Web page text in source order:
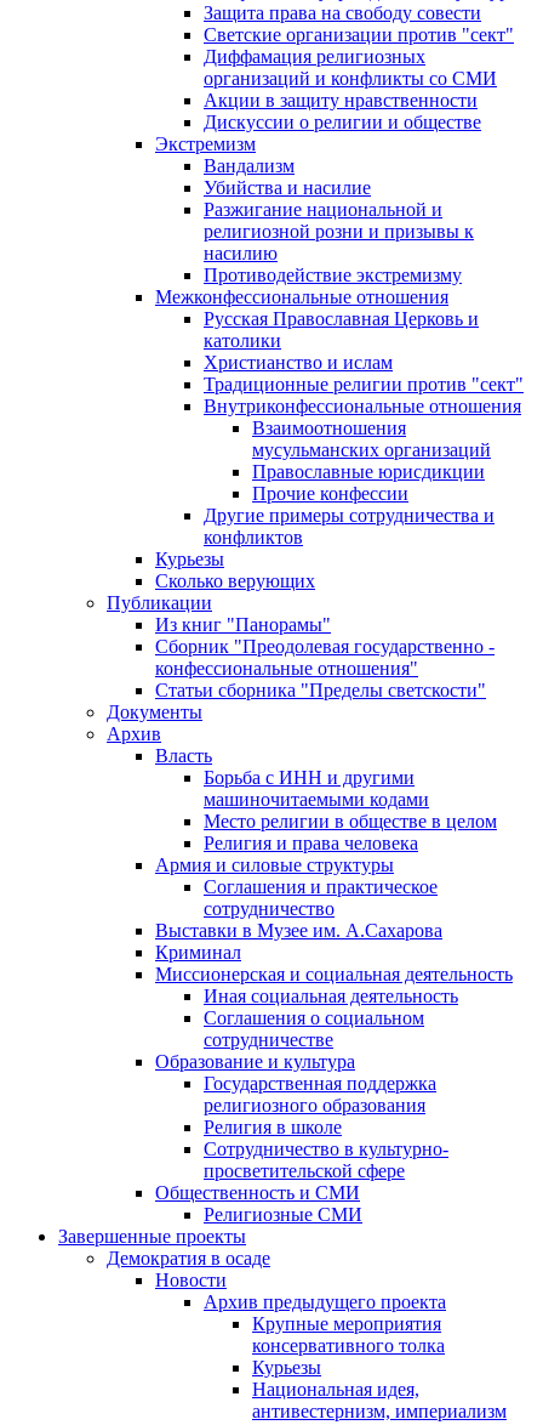
Защита права на свободу совести
Светские организации против "сект"
Диффамация религиозных
организаций и конфликты со СМИ
Акции в защиту нравственности
Дискуссии о религии и обществе
Экстремизм
Вандализм
Убийства и насилие
Разжигание национальной и
религиозной розни и призывы к
насилию
Противодействие экстремизму
Межконфессиональные отношения
Русская Православная Церковь и
католики
Христианство и ислам
Традиционные религии против "сект"
Внутриконфессиональные отношения
Взаимоотношения
мусульманских организаций
Православные юрисдикции
Прочие конфессии
Другие примеры сотрудничества и
конфликтов
Курьезы
Сколько верующих
Публикации
Из книг "Панорамы"
Сборник "Преодолевая государственно -
конфессиональные отношения"
Статьи сборника "Пределы светскости"
Документы
Архив
Власть
Борьба с ИНН и другими
машиночитаемыми кодами
Место религии в обществе в целом
Религия и права человека
Армия и силовые структуры
Соглашения и практическое
сотрудничество
Выставки в Музее им. А.Сахарова
Криминал
Миссионерская и социальная деятельность
Иная социальная деятельность
Соглашения о социальном
сотрудничестве
Образование и культура
Государственная поддержка
религиозного образования
Религия в школе
Сотрудничество в культурно-
просветительской сфере
Общественность и СМИ
Религиозные СМИ
Завершенные проекты
Демократия в осаде
Новости
Архив предыдущего проекта
Крупные мероприятия
консервативного толка
Курьезы
Национальная идея,
антивестернизм, империализм